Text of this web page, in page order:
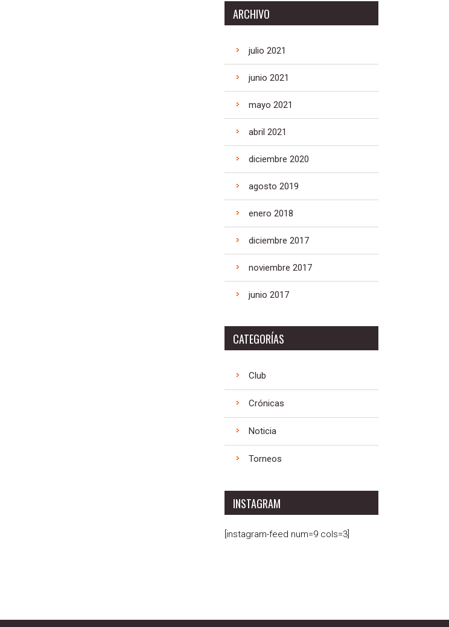
ARCHIVO
julio 2021
junio 2021
mayo 2021
abril 2021
diciembre 2020
agosto 2019
enero 2018
diciembre 2017
noviembre 2017
junio 2017
CATEGORÍAS
Club
Crónicas
Noticia
Torneos
INSTAGRAM
[instagram-feed num=9 cols=3]